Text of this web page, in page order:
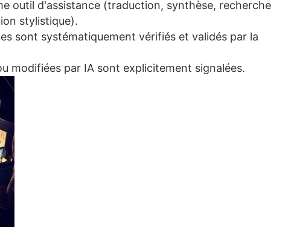
outil d'assistance (traduction, synthèse, recherche
stylistique).
sont systématiquement vérifiés et validés par la
modifiées par IA sont explicitement signalées.